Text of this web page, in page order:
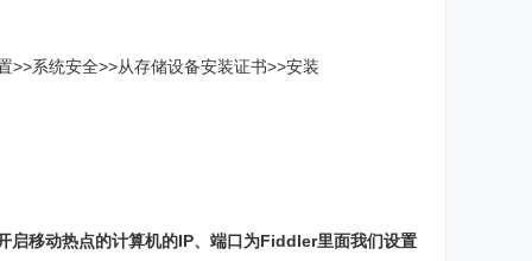
系统安全>>从存储设备安装证书>>安装
启移动热点的计算机的IP、端口为Fiddler里面我们设置